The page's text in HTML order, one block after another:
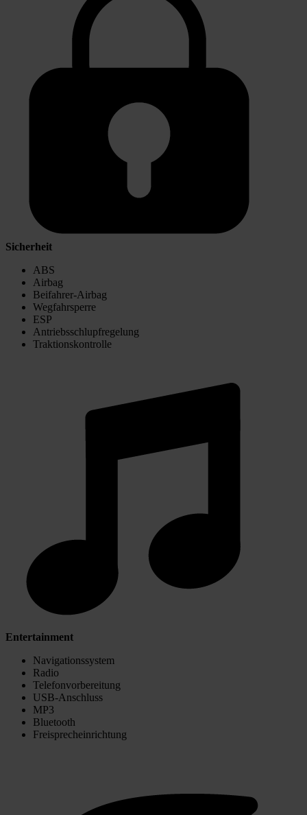
Sicherheit
ABS
Airbag
Beifahrer-Airbag
Wegfahrsperre
ESP
Antriebsschlupfregelung
Traktionskontrolle
Entertainment
Navigationssystem
Radio
Telefonvorbereitung
USB-Anschluss
MP3
Bluetooth
Freisprecheinrichtung